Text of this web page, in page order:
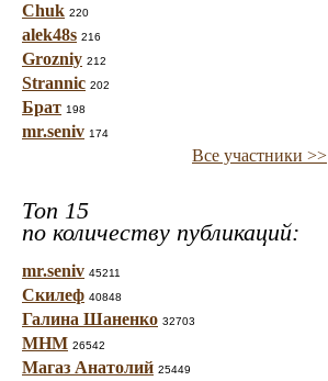
Chuk 220
alek48s 216
Grozniy 212
Strannic 202
Брат 198
mr.seniv 174
Все участники >>
Топ 15
по количеству публикаций:
mr.seniv 45211
Скилеф 40848
Галина Шаненко 32703
МНМ 26542
Магаз Анатолий 25449